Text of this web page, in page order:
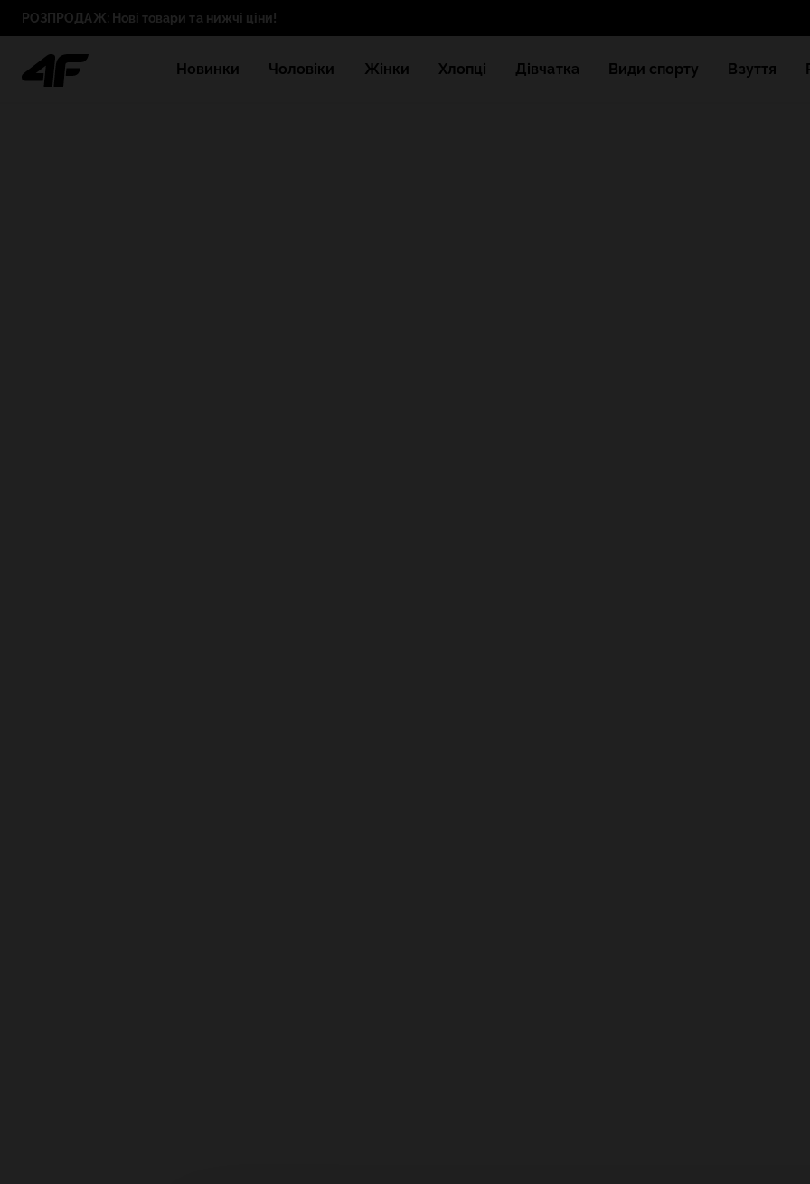
РОЗПРОДАЖ: Нові товари та нижчі ціни!
Новинки Чоловіки Жінки Хлопці Дівчатка Види спорту Взуття